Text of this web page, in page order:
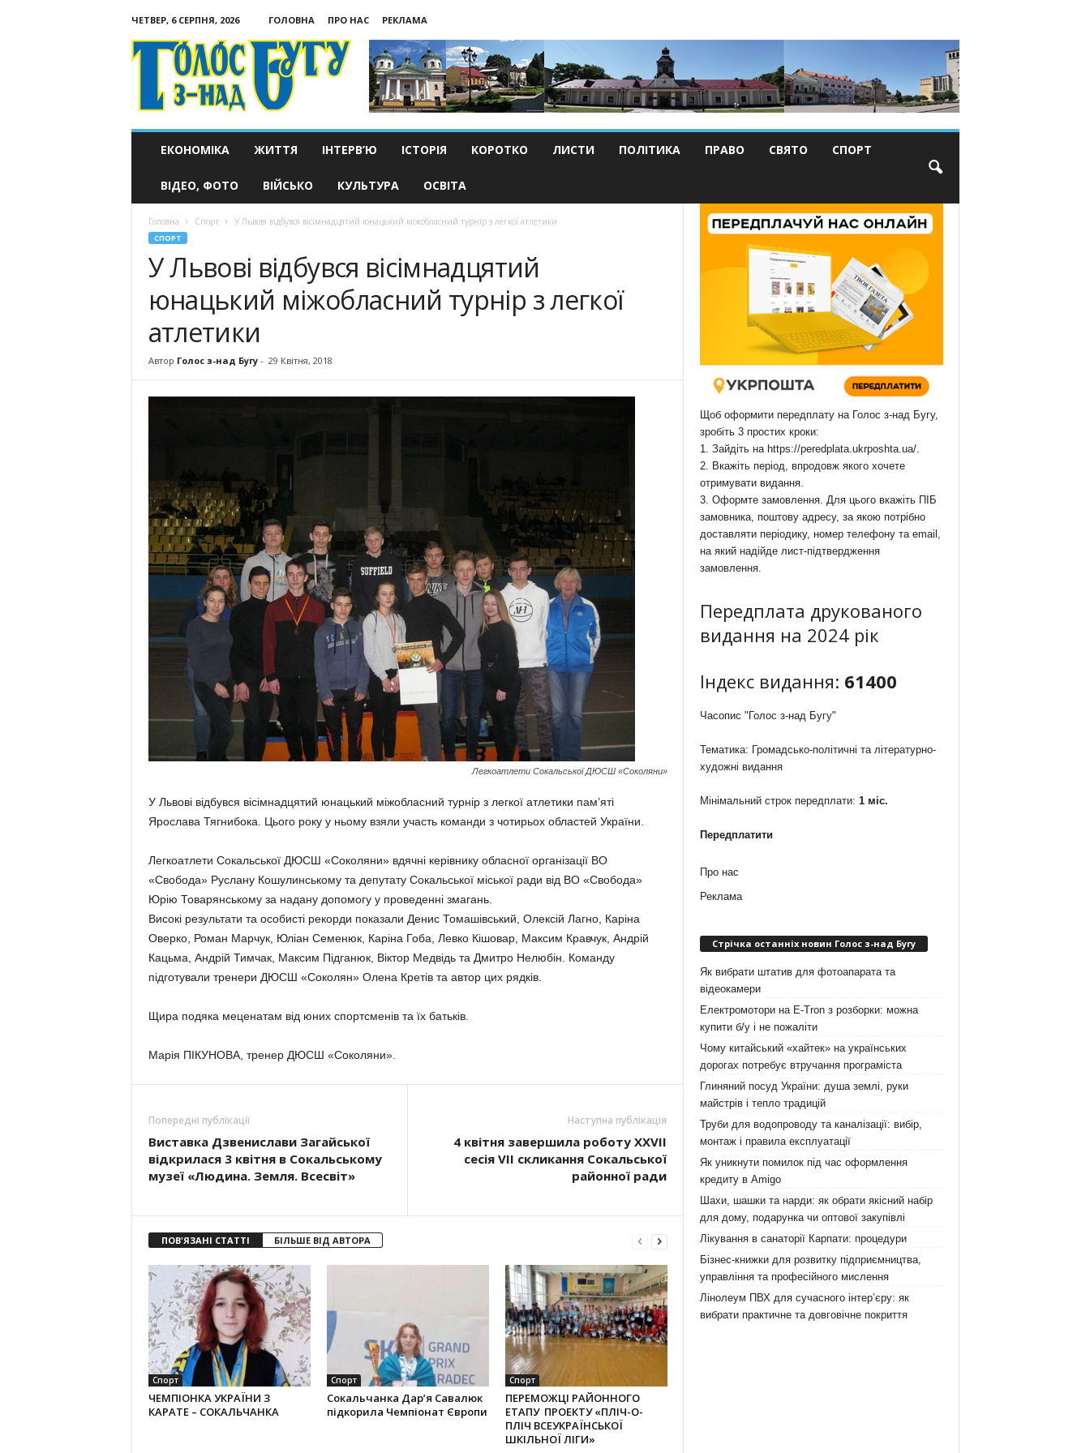
ЧЕТВЕР, 6 СЕРПНЯ, 2026 ГОЛОВНА ПРО НАС
РЕКЛАМА
Голос
з-
ЕКОНОМІКА ЖИТТЯ ІНТЕРВ’Ю ІСТОРІЯ КОРОТКО ЛИСТИ ПОЛІТИКА ПРАВО СВЯТО СПОРТ
ВІДЕО, ФОТО ВІЙСЬКО КУЛЬТУРА ОСВІТА
Головна Спорт У Львові відбувся вісімнадцятий юнацький міжобласний турнір з легкої атлетики
СПОРТ
У Львові відбувся вісімнадцятий
юнацький міжобласний турнір з легкої
атлетики
Автор Голос з-над Бугу- 29 Квітня, 2018
Легкоатлети Сокальської ДЮСШ «Соколяни»
У Львові відбувся вісімнадцятий юнацький міжобласний турнір з легкої атлетики пам’яті
Ярослава Тягнибока. Цього року у ньому взяли участь команди з чотирьох областей України.
Легкоатлети Сокальської ДЮСШ «Соколяни» вдячні керівнику обласної організації ВО
«Свобода» Руслану Кошулинському та депутату Сокальської міської ради від ВО «Свобода»
Юрію Товарянському за надану допомогу у проведенні змагань.
Високі результати та особисті рекорди показали Денис Томашівський, Олексій Лагно, Каріна
Оверко, Роман Марчук, Юліан Семенюк, Каріна Гоба, Левко Кішовар, Максим Кравчук, Андрій
Кацьма, Андрій Тимчак, Максим Підганюк, Віктор Медвідь та Дмитро Нелюбін. Команду
підготували тренери ДЮСШ «Соколян» Олена Кретів та автор цих рядків.
Щира подяка меценатам від юних спортсменів та їх батьків.
Марія ПІКУНОВА, тренер ДЮСШ «Соколяни».
Попередні публікації
Виставка Дзвенислави Загайської
відкрилася 3 квітня в Сокальському
музеї «Людина. Земля. Всесвіт»
Наступна публікація
4 квітня завершила роботу XXVII
сесія VII скликання Сокальської
районної ради
ПОВ'ЯЗАНІ СТАТТІ БІЛЬШЕ ВІД АВТОРА
Спорт
ЧЕМПІОНКА УКРАЇНИ З
КАРАТЕ – СОКАЛЬЧАНКА
Спорт
Сокальчанка Дар’я Савалюк
підкорила Чемпіонат Європи
Спорт
ПЕРЕМОЖЦІ РАЙОННОГО
ЕТАПУ ПРОЕКТУ «ПЛІЧ-О-
ПЛІЧ ВСЕУКРАЇНСЬКОЇ
ШКІЛЬНОЇ ЛІГИ»
Щоб оформити передплату на Голос з-над Бугу,
зробіть 3 простих кроки:
1. Зайдіть на https://peredplata.ukrposhta.ua/.
2. Вкажіть період, впродовж якого хочете
отримувати видання.
3. Оформте замовлення. Для цього вкажіть ПІБ
замовника, поштову адресу, за якою потрібно
доставляти періодику, номер телефону та email,
на який надійде лист-підтвердження
замовлення.
Передплата друкованого
видання на 2024 рік
Індекс видання: 61400
Часопис "Голос з-над Бугу"
Тематика: Громадсько-політичні та літературно-
художні видання
Мінімальний строк передплати: 1 міс.
Передплатити
Про нас
Реклама
Стрічка останніх новин Голос з-над Бугу
Як вибрати штатив для фотоапарата та
відеокамери
Електромотори на E-Tron з розборки: можна
купити б/у і не пожаліти
Чому китайський «хайтек» на українських
дорогах потребує втручання програміста
Глиняний посуд України: душа землі, руки
майстрів і тепло традицій
Труби для водопроводу та каналізації: вибір,
монтаж і правила експлуатації
Як уникнути помилок під час оформлення
кредиту в Amigo
Шахи, шашки та нарди: як обрати якісний набір
для дому, подарунка чи оптової закупівлі
Лікування в санаторії Карпати: процедури
Бізнес-книжки для розвитку підприємництва,
управління та професійного мислення
Лінолеум ПВХ для сучасного інтер’єру: як
вибрати практичне та довговічне покриття